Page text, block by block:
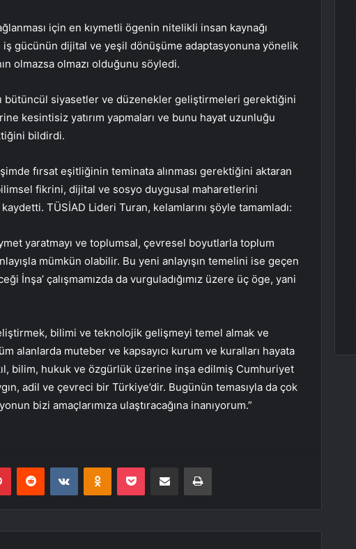
için en kıymetli ögenin nitelikli insan kaynağı
gücünün dijital ve yeşil dönüşüme adaptasyonuna yönelik
olmazsa olmazı olduğunu söyledi.
bütüncül siyasetler ve düzenekler geliştirmeleri gerektiğini
kesintisiz yatırım yapmaları ve bunu hayat uzunluğu
bildirdi.
fırsat eşitliğinin teminata alınması gerektiğini aktaran
bilimsel fikrini, dijital ve sosyo duygusal maharetlerini
TÜSİAD Lideri Turan, kelamlarını şöyle tamamladı:
yaratmayı ve toplumsal, çevresel boyutlarla toplum
mümkün olabilir. Bu yeni anlayışın temelini ise geçen
İnşa’ çalışmamızda da vurguladığımız üzere üç öge, yani
bilimi ve teknolojik gelişmeyi temel almak ve
alanlarda muteber ve kapsayıcı kurum ve kuralları hayata
bilim, hukuk ve özgürlük üzerine inşa edilmiş Cumhuriyet
adil ve çevreci bir Türkiye’dir. Bugünün temasıyla da çok
bizi amaçlarımıza ulaştıracağına inanıyorum.”
PinterestReddit VKontakteOdnoklassniki
Pocket E-Posta ile paylaş Yazdır